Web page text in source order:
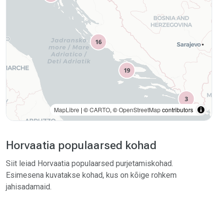
MapLibre | ©CARTO, ©OpenStreetMapcontributors
Horvaatia populaarsed kohad
Siit leiad Horvaatia populaarsed purjetamiskohad.
Esimesena kuvatakse kohad, kus on kõige rohkem
jahisadamaid.